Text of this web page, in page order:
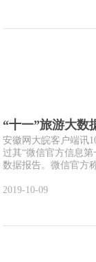
“十一”旅游大数
安徽网大皖客户端讯
过其“微信官方信息
数据报告。微信官方
2019-10-09